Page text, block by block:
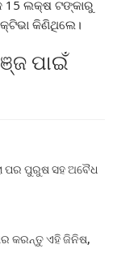
ଲକ୍ଷ ଟଙ୍କାରୁ
କିଣିଥିଲେ।
ପାଇଁ
ପର ପୁରୁଷ ସହ ଅବୈଧ
କରନ୍ତୁ ଏହି ଜିନିଷ,